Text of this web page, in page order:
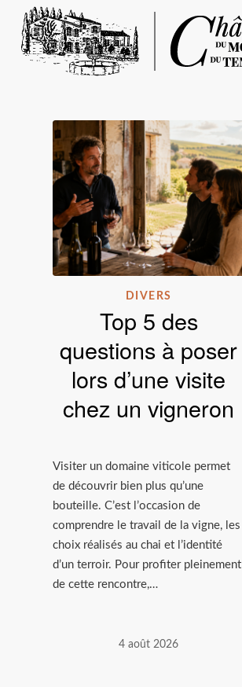
DIVERS
Top 5 des
questions à poser
lors d’une visite
chez un vigneron
Visiter un domaine viticole permet
de découvrir bien plus qu’une
bouteille. C’est l’occasion de
comprendre le travail de la vigne, les
choix réalisés au chai et l’identité
d’un terroir. Pour profiter pleinement
de cette rencontre,…
4 août 2026